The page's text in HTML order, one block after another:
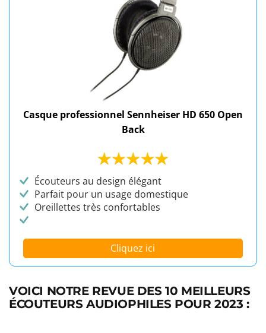
Casque professionnel Sennheiser HD 650 Open
Back
Écouteurs au design élégant
Parfait pour un usage domestique
Oreillettes très confortables
Cliquez ici
VOICI NOTRE REVUE DES 10 MEILLEURS
ÉCOUTEURS AUDIOPHILES POUR 2023 :